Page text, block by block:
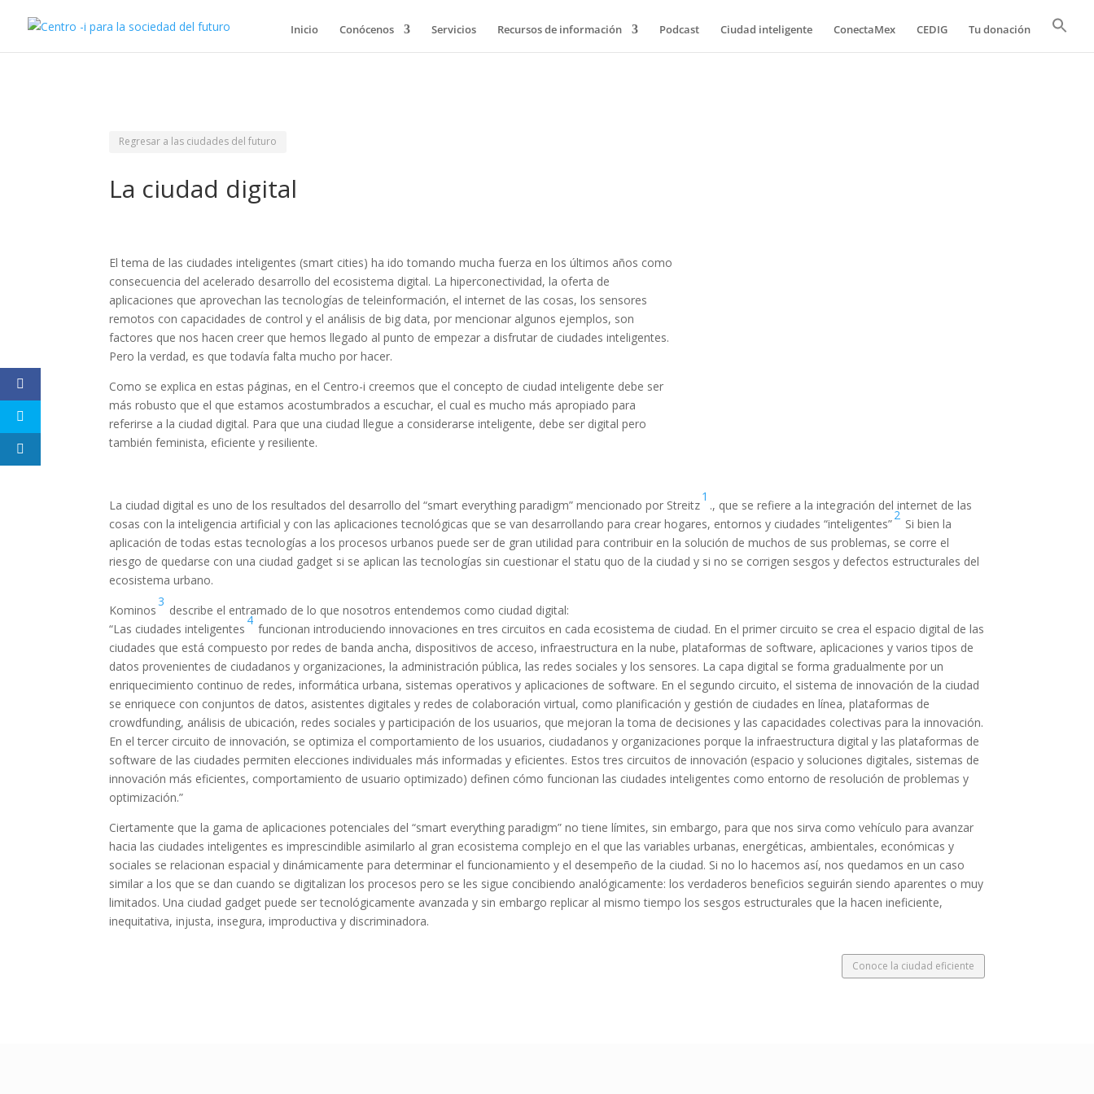
Inicio Conócenos Servicios Recursos de información Podcast Ciudad inteligente ConectaMex CEDIG Tu donación
Regresar a las ciudades del futuro
La ciudad digital
El tema de las ciudades inteligentes (smart cities) ha ido tomando mucha fuerza en los últimos años como
consecuencia del acelerado desarrollo del ecosistema digital. La hiperconectividad, la oferta de
aplicaciones que aprovechan las tecnologías de teleinformación, el internet de las cosas, los sensores
remotos con capacidades de control y el análisis de big data, por mencionar algunos ejemplos, son
factores que nos hacen creer que hemos llegado al punto de empezar a disfrutar de ciudades inteligentes.
Pero la verdad, es que todavía falta mucho por hacer.
Como se explica en estas páginas, en el Centro-i creemos que el concepto de ciudad inteligente debe ser
más robusto que el que estamos acostumbrados a escuchar, el cual es mucho más apropiado para
referirse a la ciudad digital. Para que una ciudad llegue a considerarse inteligente, debe ser digital pero
también feminista, eficiente y resiliente.
La ciudad digital es uno de los resultados del desarrollo del “smart everything paradigm” mencionado por Streitz
1
., que se refiere a la integración del internet de las
cosas con la inteligencia artificial y con las aplicaciones tecnológicas que se van desarrollando para crear hogares, entornos y ciudades “inteligentes”
2
Si bien la
aplicación de todas estas tecnologías a los procesos urbanos puede ser de gran utilidad para contribuir en la solución de muchos de sus problemas, se corre el
riesgo de quedarse con una ciudad gadget si se aplican las tecnologías sin cuestionar el statu quo de la ciudad y si no se corrigen sesgos y defectos estructurales del
ecosistema urbano.
Kominos
3
describe el entramado de lo que nosotros entendemos como ciudad digital:
“Las ciudades inteligentes
4
funcionan introduciendo innovaciones en tres circuitos en cada ecosistema de ciudad. En el primer circuito se crea el espacio digital de las
ciudades que está compuesto por redes de banda ancha, dispositivos de acceso, infraestructura en la nube, plataformas de software, aplicaciones y varios tipos de
datos provenientes de ciudadanos y organizaciones, la administración pública, las redes sociales y los sensores. La capa digital se forma gradualmente por un
enriquecimiento continuo de redes, informática urbana, sistemas operativos y aplicaciones de software. En el segundo circuito, el sistema de innovación de la ciudad
se enriquece con conjuntos de datos, asistentes digitales y redes de colaboración virtual, como planificación y gestión de ciudades en línea, plataformas de
crowdfunding, análisis de ubicación, redes sociales y participación de los usuarios, que mejoran la toma de decisiones y las capacidades colectivas para la innovación.
En el tercer circuito de innovación, se optimiza el comportamiento de los usuarios, ciudadanos y organizaciones porque la infraestructura digital y las plataformas de
software de las ciudades permiten elecciones individuales más informadas y eficientes. Estos tres circuitos de innovación (espacio y soluciones digitales, sistemas de
innovación más eficientes, comportamiento de usuario optimizado) definen cómo funcionan las ciudades inteligentes como entorno de resolución de problemas y
optimización.”
Ciertamente que la gama de aplicaciones potenciales del “smart everything paradigm” no tiene límites, sin embargo, para que nos sirva como vehículo para avanzar
hacia las ciudades inteligentes es imprescindible asimilarlo al gran ecosistema complejo en el que las variables urbanas, energéticas, ambientales, económicas y
sociales se relacionan espacial y dinámicamente para determinar el funcionamiento y el desempeño de la ciudad. Si no lo hacemos así, nos quedamos en un caso
similar a los que se dan cuando se digitalizan los procesos pero se les sigue concibiendo analógicamente: los verdaderos beneficios seguirán siendo aparentes o muy
limitados. Una ciudad gadget puede ser tecnológicamente avanzada y sin embargo replicar al mismo tiempo los sesgos estructurales que la hacen ineficiente,
inequitativa, injusta, insegura, improductiva y discriminadora.
Conoce la ciudad eficiente